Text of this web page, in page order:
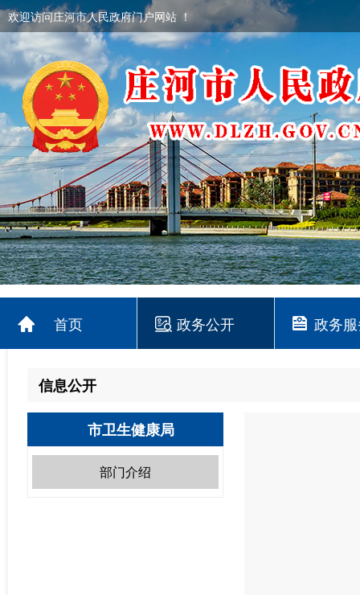
欢迎访问庄河市人民政府门户网站 ！
首页 政务公开 政务
信息公开
市卫生健康局
部门介绍